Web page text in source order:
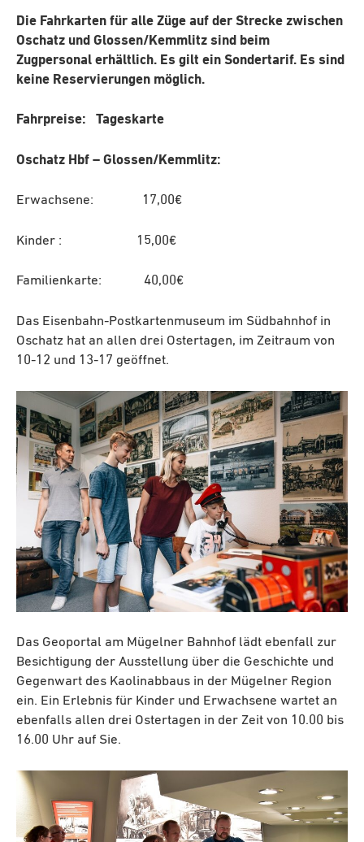
Die Fahrkarten für alle Züge auf der Strecke zwischen
Oschatz und Glossen/Kemmlitz sind beim
Zugpersonal erhältlich. Es gilt ein Sondertarif. Es sind
keine Reservierungen möglich.
Fahrpreise: Tageskarte
Oschatz Hbf – Glossen/Kemmlitz:
Erwachsene: 17,00€
Kinder : 15,00€
Familienkarte: 40,00€
Das Eisenbahn-Postkartenmuseum im Südbahnhof in
Oschatz hat an allen drei Ostertagen, im Zeitraum von
10-12 und 13-17 geöffnet.
Das Geoportal am Mügelner Bahnhof lädt ebenfall zur
Besichtigung der Ausstellung über die Geschichte und
Gegenwart des Kaolinabbaus in der Mügelner Region
ein. Ein Erlebnis für Kinder und Erwachsene wartet an
ebenfalls allen drei Ostertagen in der Zeit von 10.00 bis
16.00 Uhr auf Sie.